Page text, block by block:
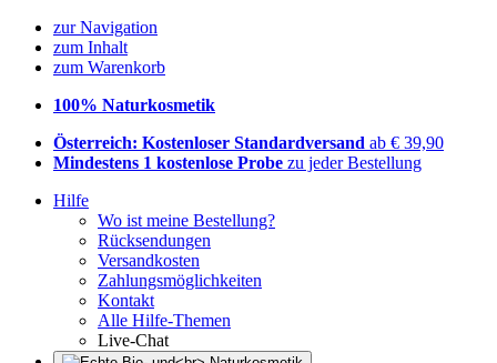
zur Navigation
zum Inhalt
zum Warenkorb
100% Naturkosmetik
Österreich: Kostenloser Standardversand ab € 39,90
Mindestens 1 kostenlose Probe zu jeder Bestellung
Hilfe
Wo ist meine Bestellung?
Rücksendungen
Versandkosten
Zahlungsmöglichkeiten
Kontakt
Alle Hilfe-Themen
Live-Chat